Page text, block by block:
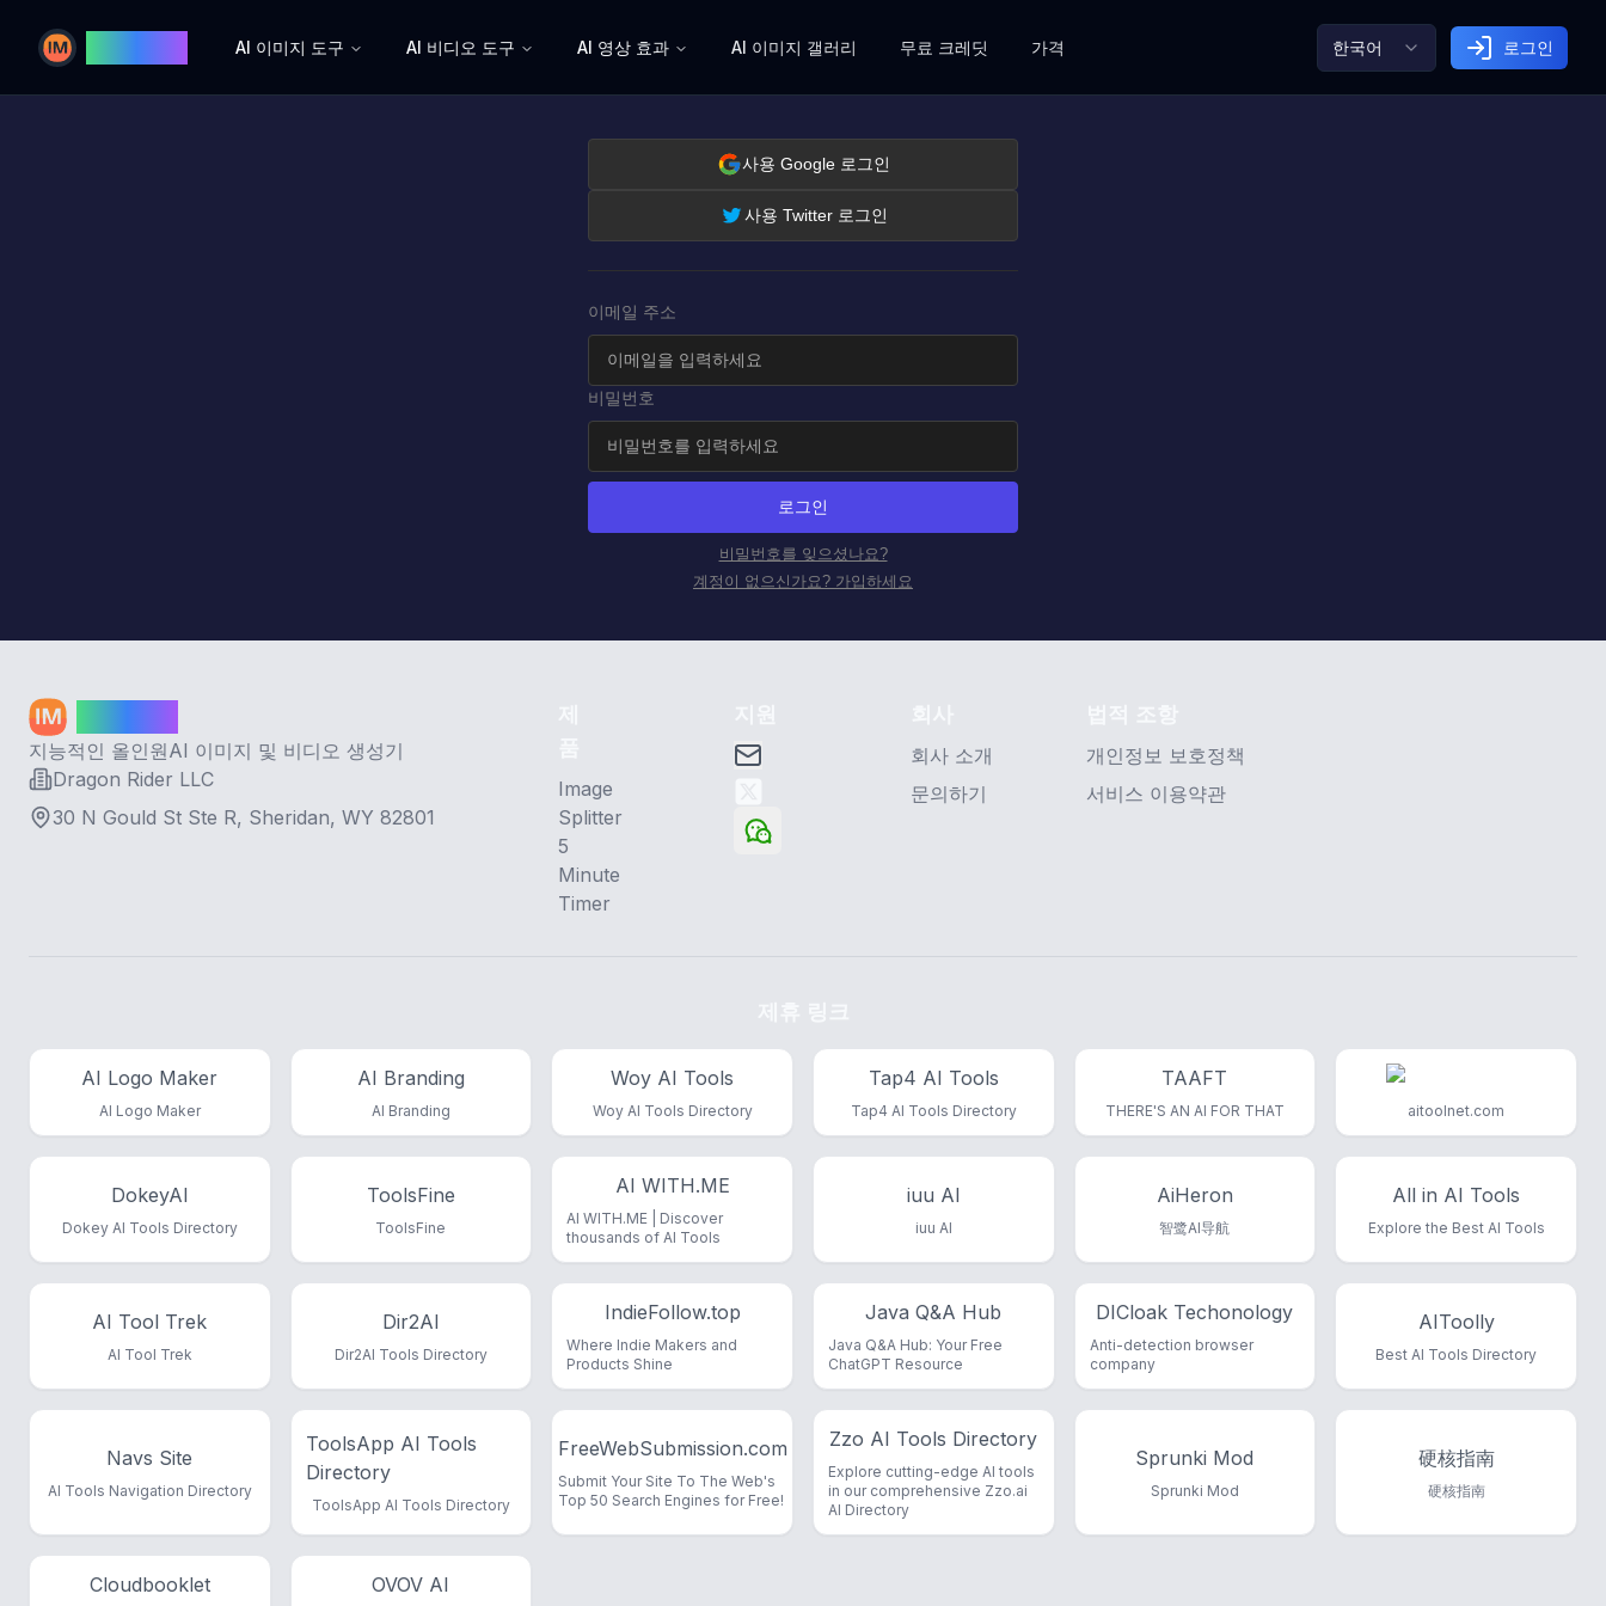
Image AI
AI 이미지 도구 AI 비디오 도구 AI 영상 효과 AI 이미지 갤러리 무료 크레딧 가격 한국어 로그인
사용 Google 로그인
사용 Twitter 로그인
이메일 주소
비밀번호
로그인
비밀번호를 잊으셨나요?
계정이 없으신가요? 가입하세요
지능적인 올인원AI 이미지 및 비디오 생성기
Dragon Rider LLC
30 N Gould St Ste R, Sheridan, WY 82801
Image
Splitter
5
Minute
Timer
회사 소개
문의하기
개인정보 보호정책
서비스 이용약관
AI Logo Maker
AI Logo Maker
AI Branding
AI Branding
Woy AI Tools
Woy AI Tools Directory
Tap4 AI Tools
Tap4 AI Tools Directory
TAAFT
THERE'S AN AI FOR THAT aitoolnet.com
DokeyAI
Dokey AI Tools Directory
ToolsFine
ToolsFine
AI WITH.ME
AI WITH.ME | Discover
thousands of AI Tools
iuu AI
iuu AI
AiHeron
智鹭AI导航
All in AI Tools
Explore the Best AI Tools
AI Tool Trek
AI Tool Trek
Dir2AI
Dir2AI Tools Directory
IndieFollow.top
Where Indie Makers and
Products Shine
Java Q&A Hub
Java Q&A Hub: Your Free
ChatGPT Resource
DICloak Techonology
Anti-detection browser
company
AIToolly
Best AI Tools Directory
Navs Site
AI Tools Navigation Directory
ToolsApp AI Tools
Directory
ToolsApp AI Tools Directory
FreeWebSubmission.com
Submit Your Site To The Web's
Top 50 Search Engines for Free!
Zzo AI Tools Directory
Explore cutting-edge AI tools
in our comprehensive Zzo.ai
AI Directory
Sprunki Mod
Sprunki Mod
硬核指南
硬核指南
Cloudbooklet OVOV AI